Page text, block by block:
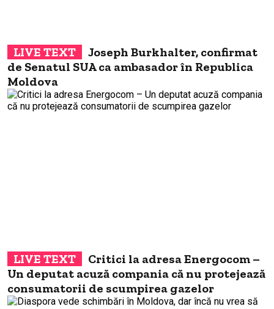
Joseph Burkhalter, confirmat
de Senatul SUA ca ambasador în Republica
Moldova
Critici la adresa Energocom –
Un deputat acuză compania că nu protejează
consumatorii de scumpirea gazelor